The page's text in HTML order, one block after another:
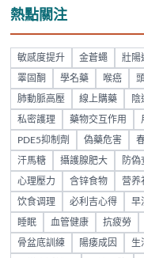
熱點關注
敏感度提升 金蒼蠅 壯陽
睪固酮 學名藥 喉癌
肺動脈高壓 線上購藥 陰
私密護理 藥物交互作用
PDE5抑制劑 偽藥危害
汗馬糖 攝護腺肥大 防偽
心理壓力 含锌食物 营养
饮食调理 必利吉心得 早
睡眠 血管健康 抗疲勞
骨盆底訓練 陽痿成因 生